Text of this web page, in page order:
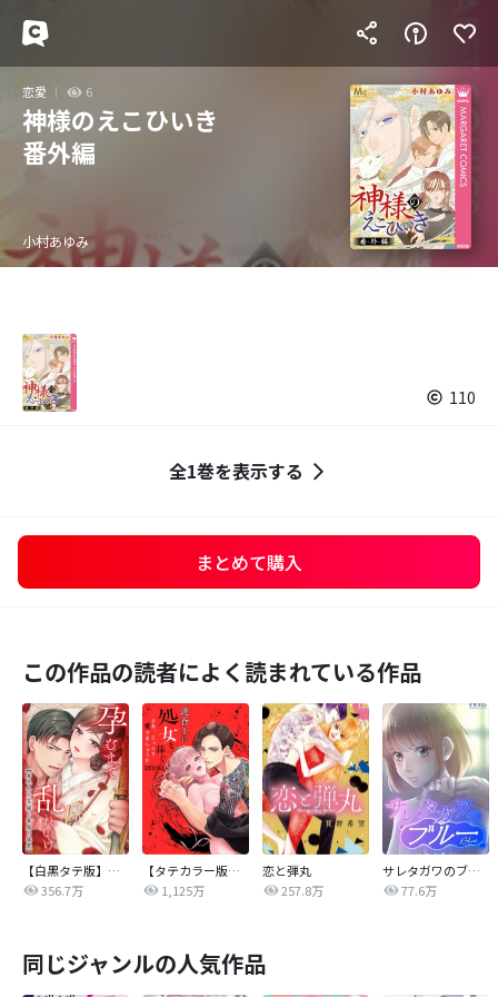
恋愛 6
神様のえこひいき
番外編
小村あゆみ
110
全1巻を表示する
まとめて購入
この作品の読者によく読まれている作品
【白黒タテ版】孕むまで乱れいけ～身代わり花嫁と軍服の猛愛
356.7万
【タテカラー版】漣蒼士に処女を捧ぐ～さあ、じっくり愛でましょうか
1,125万
恋と弾丸
257.8万
サレタガワのブルー【タテヨミ】
77.6万
同じジャンルの人気作品